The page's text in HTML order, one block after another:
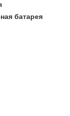
батарея